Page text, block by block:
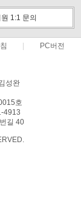
1:1 문의
PC버전
성완
호
4913
길 40